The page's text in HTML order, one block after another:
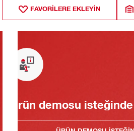
FAVORILERE EKLEYIN
Ürün demosu